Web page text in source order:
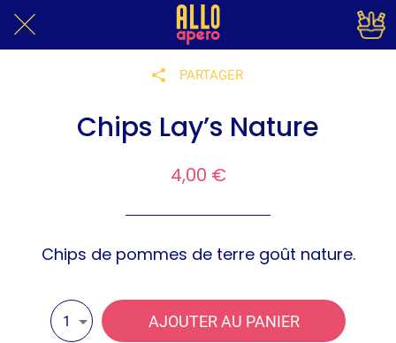
PARTAGER
Chips Lay’s Nature
4,00 €
Chips de pommes de terre goût nature.
1 AJOUTER AU PANIER